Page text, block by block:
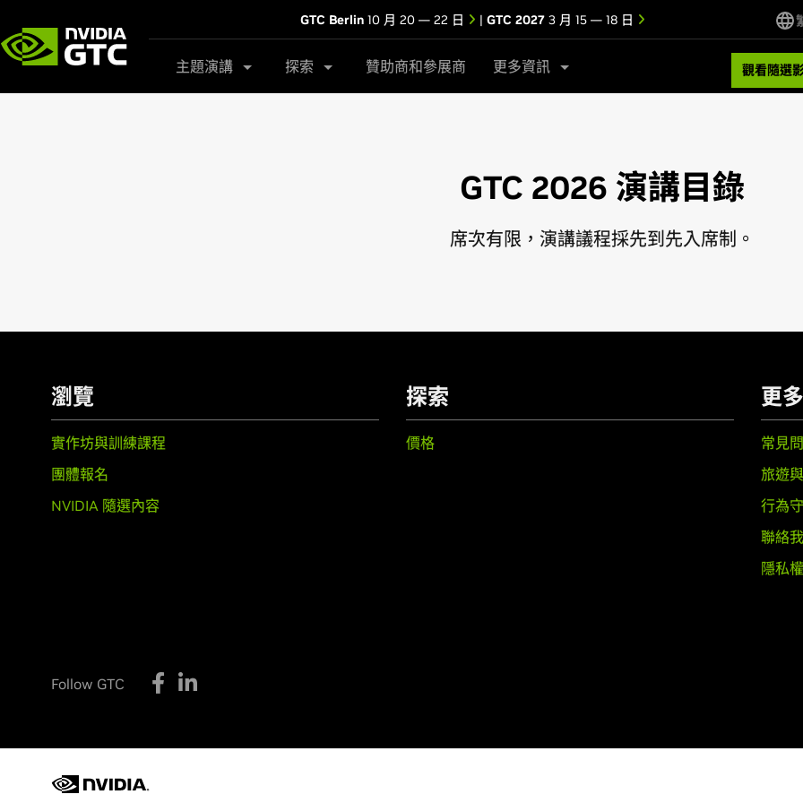
GTC Berlin 10 月 20 — 22 日 | GTC 2027 3 月 15 — 18 日
主題演講 探索 贊助商和參展商 更多資訊 觀看隨選
GTC 2026 演講目錄
席次有限，演講議程採先到先入席制。
瀏覽
實作坊與訓練課程
團體報名
NVIDIA 隨選內容
探索
價格
更多
常見
旅遊
行為
聯絡
隱私
Follow GTC